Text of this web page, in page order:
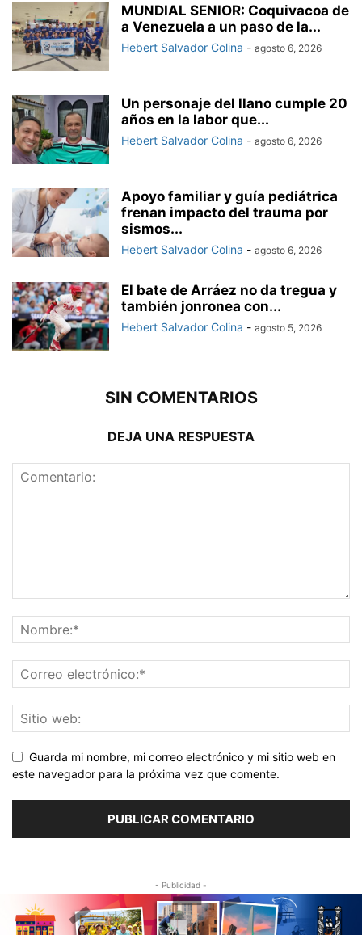
MUNDIAL SENIOR: Coquivacoa de
a Venezuela a un paso de la...
Hebert Salvador Colina - agosto 6, 2026
Un personaje del llano cumple 20
años en la labor que...
Hebert Salvador Colina - agosto 6, 2026
Apoyo familiar y guía pediátrica
frenan impacto del trauma por
sismos...
Hebert Salvador Colina - agosto 6, 2026
El bate de Arráez no da tregua y
también jonronea con...
Hebert Salvador Colina - agosto 5, 2026
SIN COMENTARIOS
DEJA UNA RESPUESTA
Guarda mi nombre, mi correo electrónico y mi sitio web en
este navegador para la próxima vez que comente.
- Publicidad -